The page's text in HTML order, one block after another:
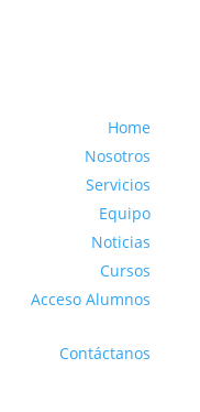
Home
Nosotros
Servicios
Equipo
Noticias
Cursos
Acceso Alumnos
Contáctanos